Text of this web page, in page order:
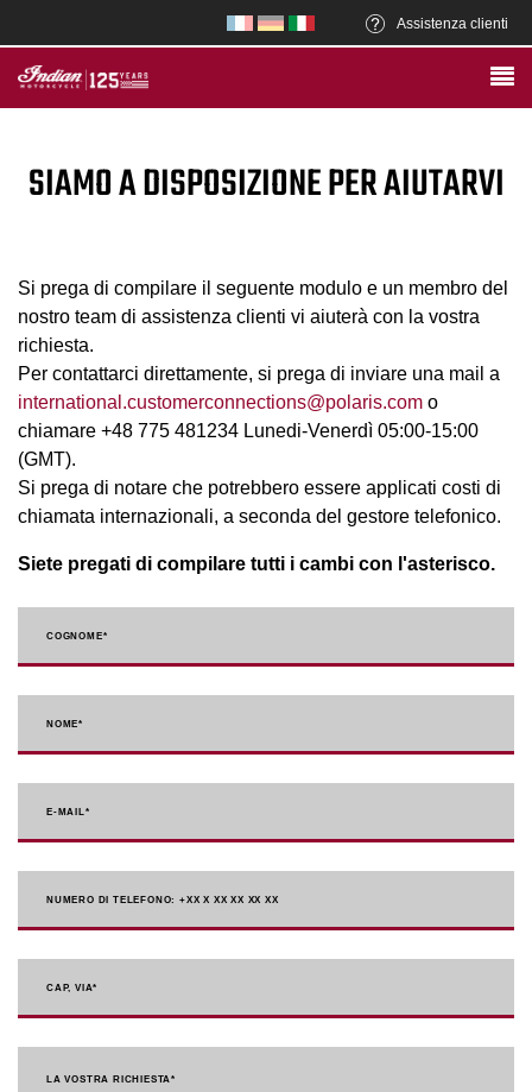
Assistenza clienti
SIAMO A DISPOSIZIONE PER AIUTARVI
Si prega di compilare il seguente modulo e un membro del
nostro team di assistenza clienti vi aiuterà con la vostra
richiesta.
Per contattarci direttamente, si prega di inviare una mail a
international.customerconnections@polaris.com o
chiamare +48 775 481234 Lunedi-Venerdì 05:00-15:00
(GMT).
Si prega di notare che potrebbero essere applicati costi di
chiamata internazionali, a seconda del gestore telefonico.
Siete pregati di compilare tutti i cambi con l'asterisco.
COGNOME*
NOME*
E-MAIL*
NUMERO DI TELEFONO: +XX X XX XX XX XX
CAP, VIA*
LA VOSTRA RICHIESTA*